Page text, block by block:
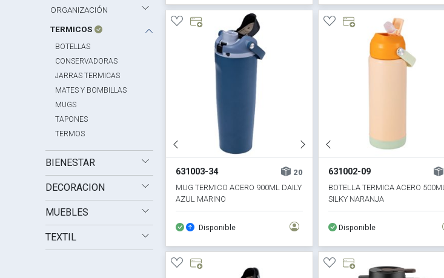
ORGANIZACIÓN
TERMICOS
BOTELLAS
CONSERVADORAS
JARRAS TERMICAS
MATES Y BOMBILLAS
MUGS
TAPONES
TERMOS
BIENESTAR
DECORACION
MUEBLES
TEXTIL
631003-34
20
MUG TERMICO ACERO 900ML DAILY
AZUL MARINO
Disponible
631002-09
BOTELLA TERMICA ACERO 500ML
SILKY NARANJA
Disponible